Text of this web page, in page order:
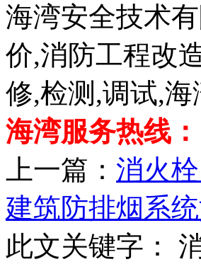
海湾安全技术
价,消防工程改
修,检测,调试,
海湾服务热线
上一篇： 消火
建筑防排烟系
此文关键字：